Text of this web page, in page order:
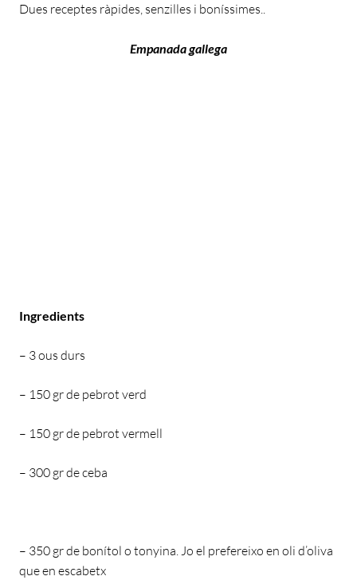
Dues receptes ràpides, senzilles i boníssimes..
Empanada gallega
Ingredients
– 3 ous durs
– 150 gr de pebrot verd
– 150 gr de pebrot vermell
– 300 gr de ceba
– 350 gr de bonítol o tonyina. Jo el prefereixo en oli d’oliva
que en escabetx